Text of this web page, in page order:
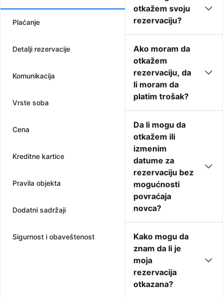
Plaćanje
Detalji rezervacije
Komunikacija
Vrste soba
Cena
Kreditne kartice
Pravila objekta
Dodatni sadržaji
Sigurnost i obaveštenost
otkažem svoju
rezervaciju?
Ako moram da
otkažem
rezervaciju, da
li moram da
platim trošak?
Da li mogu da
otkažem ili
izmenim
datume za
rezervaciju bez
mogućnosti
povraćaja
novca?
Kako mogu da
znam da li je
moja
rezervacija
otkazana?